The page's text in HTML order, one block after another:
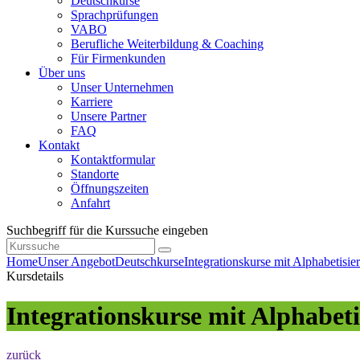
Sprachprüfungen
VABO
Berufliche Weiterbildung & Coaching
Für Firmenkunden
Über uns
Unser Unternehmen
Karriere
Unsere Partner
FAQ
Kontakt
Kontaktformular
Standorte
Öffnungszeiten
Anfahrt
Suchbegriff für die Kurssuche eingeben
HomeUnser AngebotDeutschkurseIntegrationskurse mit
Kursdetails
Integrationskurse mit
zurück